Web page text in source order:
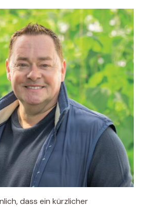
dass ein kürzlicher